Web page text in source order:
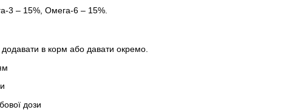
3 – 15%, Омега-6 – 15%.
додавати в корм або давати окремо.
дози